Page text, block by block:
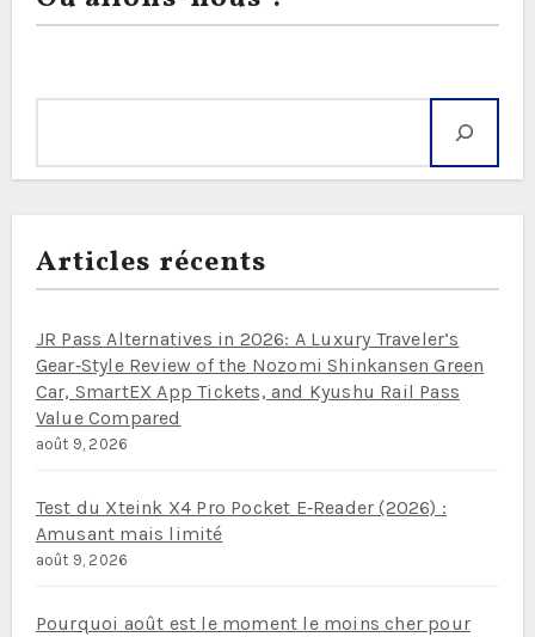
Articles récents
JR Pass Alternatives in 2026: A Luxury Traveler’s
Gear‑Style Review of the Nozomi Shinkansen Green
Car, SmartEX App Tickets, and Kyushu Rail Pass
Value Compared
août 9, 2026
Test du Xteink X4 Pro Pocket E‑Reader (2026) :
Amusant mais limité
août 9, 2026
Pourquoi août est le moment le moins cher pour